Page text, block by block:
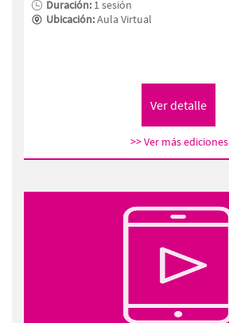
Duración: 1 sesión
Ubicación:Aula Virtual
>> Ver más ediciones